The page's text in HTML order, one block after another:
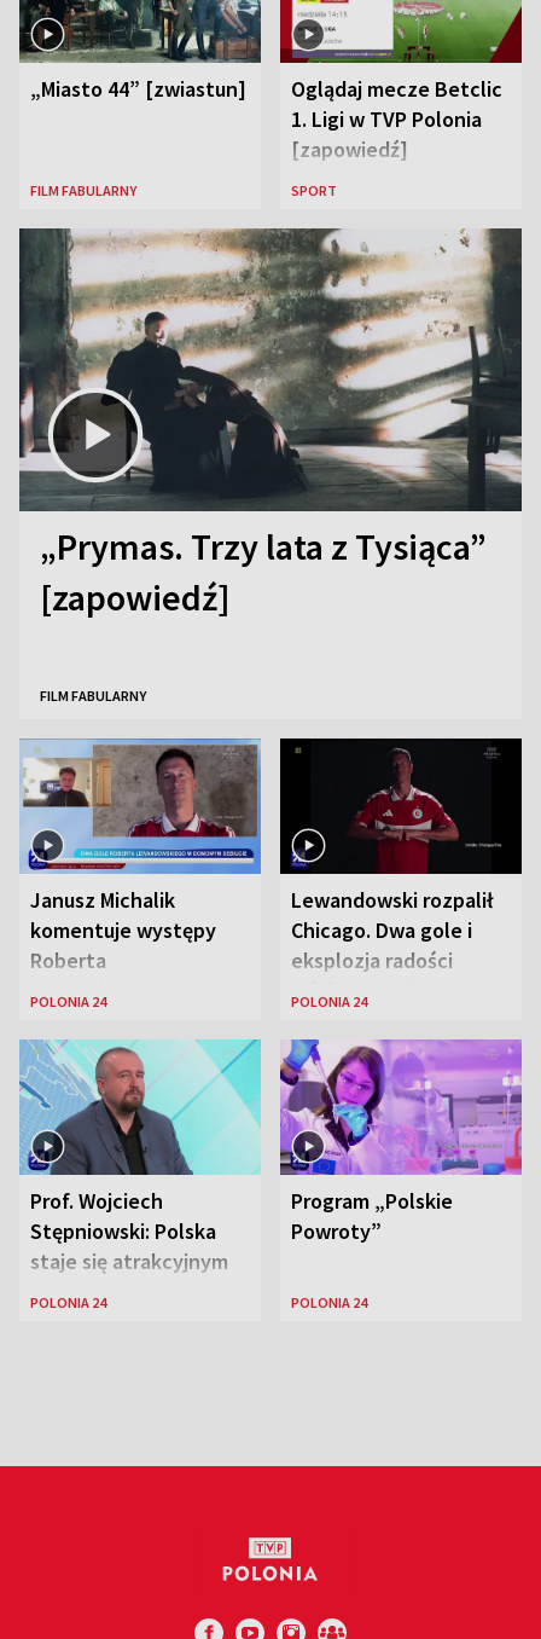
„Miasto 44” [zwiastun]
FILM FABULARNY
Oglądaj mecze Betclic
1. Ligi w TVP Polonia
[zapowiedź]
SPORT
„Prymas. Trzy lata z Tysiąca”
[zapowiedź]
FILM FABULARNY
Janusz Michalik
komentuje występy
Roberta
Lewandowskiego w
Zjednoczonych
POLONIA 24
Lewandowski rozpalił
Chicago. Dwa gole i
eksplozja radości
wśród Polonii
POLONIA 24
Prof. Wojciech
Stępniowski: Polska
staje się atrakcyjnym
miejscem dla
POLONIA 24
Program „Polskie
Powroty”
POLONIA 24